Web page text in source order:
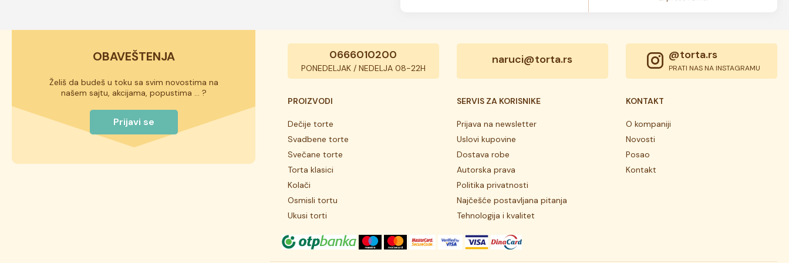
OBAVEŠTENJA
Želiš da budeš u toku sa svim novostima na
našem sajtu, akcijama, popustima ... ?
Prijavi se
0666010200
PONEDELJAK / NEDELJA 08-22H
naruci@torta.rs @torta.rs
PRATI NAS NA INSTAGRAMU
PROIZVODI
Dečije torte
Svadbene torte
Svečane torte
Torta klasici
Kolači
Osmisli tortu
Ukusi torti
SERVIS ZA KORISNIKE
Prijava na newsletter
Uslovi kupovine
Dostava robe
Autorska prava
Politika privatnosti
Najčešće postavljana pitanja
Tehnologija i kvalitet
KONTAKT
O kompaniji
Novosti
Posao
Kontakt